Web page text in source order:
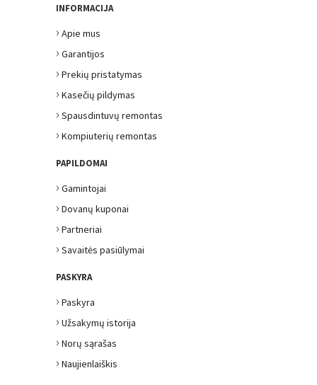
INFORMACIJA
› Apie mus
› Garantijos
› Prekių pristatymas
› Kasečių pildymas
› Spausdintuvų remontas
› Kompiuterių remontas
PAPILDOMAI
› Gamintojai
› Dovanų kuponai
› Partneriai
› Savaitės pasiūlymai
PASKYRA
› Paskyra
› Užsakymų istorija
› Norų sąrašas
› Naujienlaiškis